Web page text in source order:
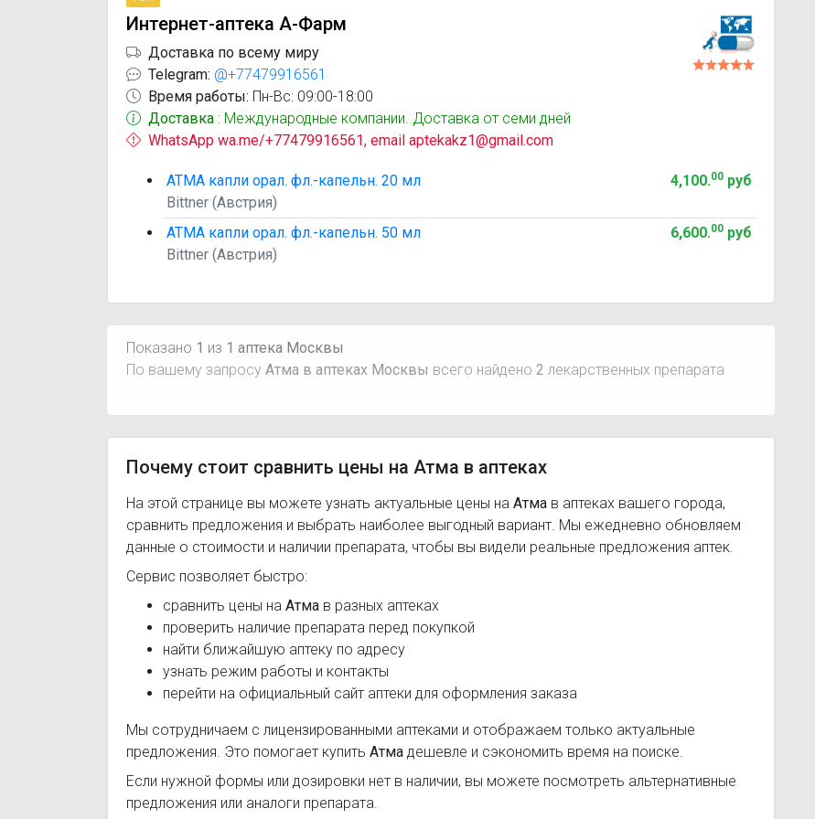
Интернет-аптека А-Фарм
Доставка по всему миру
Telegram: @+77479916561
Время работы: Пн-Вс: 09:00-18:00
Доставка : Международные компании. Доставка от семи дней
WhatsApp wa.me/+77479916561, email aptekakz1@gmail.com
АТМА капли орал. фл.-капельн. 20 мл
Bittner (Австрия)
4,100.00руб
АТМА капли орал. фл.-капельн. 50 мл
Bittner (Австрия)
6,600.00руб
Показано 1 из 1 аптека Москвы
По вашему запросу Атма в аптеках Москвы всего найдено 2 лекарственных препарата
Почему стоит сравнить цены на Атма в аптеках
На этой странице вы можете узнать актуальные цены на Атма в аптеках вашего города,
сравнить предложения и выбрать наиболее выгодный вариант. Мы ежедневно обновляем
данные о стоимости и наличии препарата, чтобы вы видели реальные предложения аптек.
Сервис позволяет быстро:
сравнить цены на Атма в разных аптеках
проверить наличие препарата перед покупкой
найти ближайшую аптеку по адресу
узнать режим работы и контакты
перейти на официальный сайт аптеки для оформления заказа
Мы сотрудничаем с лицензированными аптеками и отображаем только актуальные
предложения. Это помогает купить Атма дешевле и сэкономить время на поиске.
Если нужной формы или дозировки нет в наличии, вы можете посмотреть альтернативные
предложения или аналоги препарата.